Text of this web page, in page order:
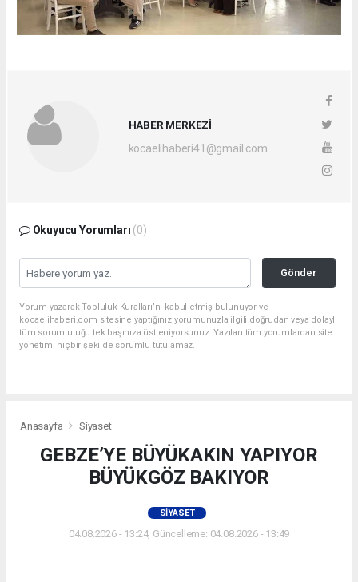
HABER MERKEZİ
kocaelihaberi41@gmail.com
Okuyucu Yorumları (0)
Gönder
Yorum yazarak Topluluk Kuralları’nı kabul etmiş bulunuyor ve
kocaelihaberi.com sitesine yaptığınız yorumunuzla ilgili doğrudan veya dolaylı
tüm sorumluluğu tek başınıza üstleniyorsunuz. Yazılan tüm yorumlardan site
yönetimi hiçbir şekilde sorumlu tutulamaz.
Anasayfa Siyaset
GEBZE’YE BÜYÜKAKIN YAPIYOR
BÜYÜKGÖZ BAKIYOR
SIYASET
04.08.2026 - 13:24, Güncelleme: 04.08.2026 - 13:49